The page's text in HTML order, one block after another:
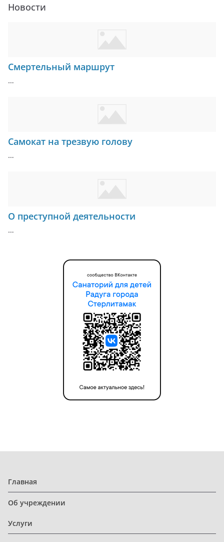
Новости
Смертельный маршрут
…
Самокат на трезвую голову
…
О преступной деятельности
…
Главная
Об учреждении
Услуги